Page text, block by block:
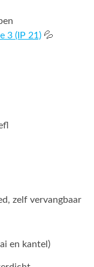
3 (IP 21) 💦
zelf vervangbaar
en kantel)